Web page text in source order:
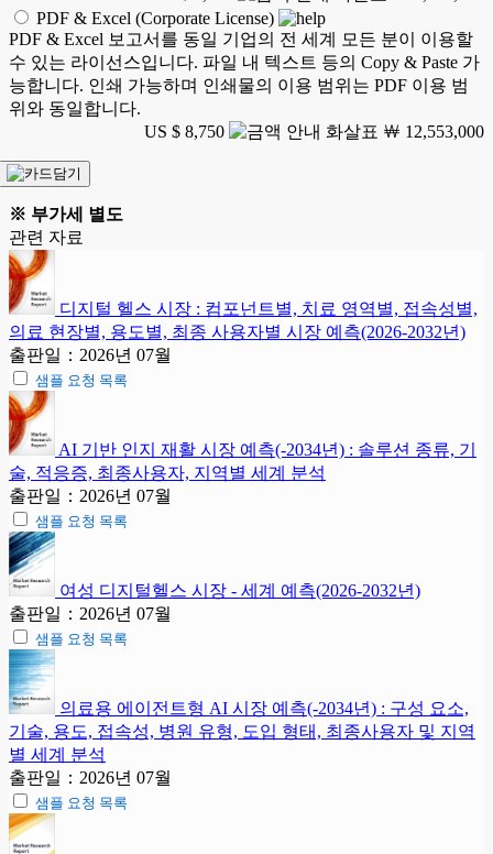
PDF & Excel (Corporate License)
PDF & Excel 보고서를 동일 기업의 전 세계 모든 분이 이용할
수 있는 라이선스입니다. 파일 내 텍스트 등의 Copy & Paste 가
능합니다. 인쇄 가능하며 인쇄물의 이용 범위는 PDF 이용 범
위와 동일합니다.
US $ 8,750
￦ 12,553,000
※ 부가세 별도
관련 자료
디지털 헬스 시장 : 컴포넌트별, 치료 영역별, 접속성별,
의료 현장별, 용도별, 최종 사용자별 시장 예측(2026-2032년)
출판일：2026년 07월
샘플 요청 목록
AI 기반 인지 재활 시장 예측(-2034년) : 솔루션 종류, 기
술, 적응증, 최종사용자, 지역별 세계 분석
출판일：2026년 07월
샘플 요청 목록
여성 디지털헬스 시장 - 세계 예측(2026-2032년)
출판일：2026년 07월
샘플 요청 목록
의료용 에이전트형 AI 시장 예측(-2034년) : 구성 요소,
기술, 용도, 접속성, 병원 유형, 도입 형태, 최종사용자 및 지역
별 세계 분석
출판일：2026년 07월
샘플 요청 목록